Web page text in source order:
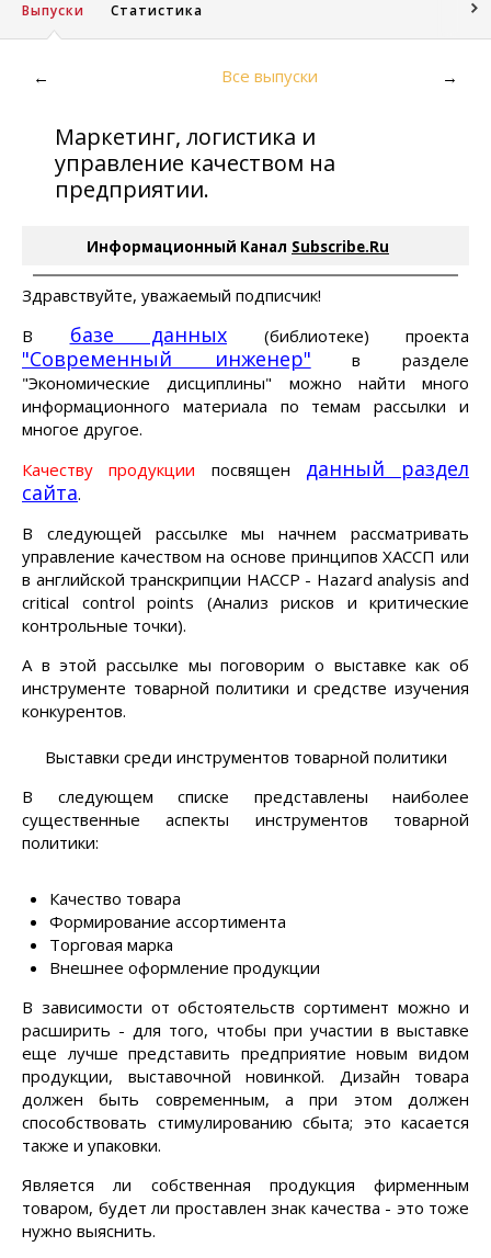
Выпуски Статистика
← Все выпуски →
Маркетинг, логистика и
управление качеством на
предприятии.
Информационный Канал Subscribe.Ru
Здравствуйте, уважаемый подписчик!
В базе данных (библиотеке) проекта
"Современный инженер" в разделе
"Экономические дисциплины" можно найти много
информационного материала по темам рассылки и
многое другое.
Качеству продукции посвящен данный раздел
сайта.
В следующей рассылке мы начнем рассматривать
управление качеством на основе принципов ХАССП или
в английской транскрипции НАССР - Hazard analysis and
critical control points (Анализ рисков и критические
контрольные точки).
А в этой рассылке мы поговорим о выставке как об
инструменте товарной политики и средстве изучения
конкурентов.
Выставки среди инструментов товарной политики
В следующем списке представлены наиболее
существенные аспекты инструментов товарной
политики:
Качество товара
Формирование ассортимента
Торговая марка
Внешнее оформление продукции
В зависимости от обстоятельств сортимент можно и
расширить - для того, чтобы при участии в выставке
еще лучше представить предприятие новым видом
продукции, выставочной новинкой. Дизайн товара
должен быть современным, а при этом должен
способствовать стимулированию сбыта; это касается
также и упаковки.
Является ли собственная продукция фирменным
товаром, будет ли проставлен знак качества - это тоже
нужно выяснить.